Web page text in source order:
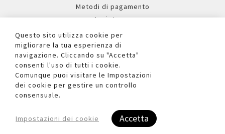
Metodi di pagamento
Assistenza
Ricerca avanzata
I NOSTRI SOCIAL
Questo sito utilizza cookie per
migliorare la tua esperienza di
navigazione. Cliccando su "Accetta"
consenti l'uso di tutti i cookie.
Comunque puoi visitare le Impostazioni
dei cookie per gestire un controllo
consensuale.
Impostazioni dei cookie Accetta
Copyright © 2026 Due Ufficio S.r.l. - P.iva e C.F. Reg.Imp. BL n°